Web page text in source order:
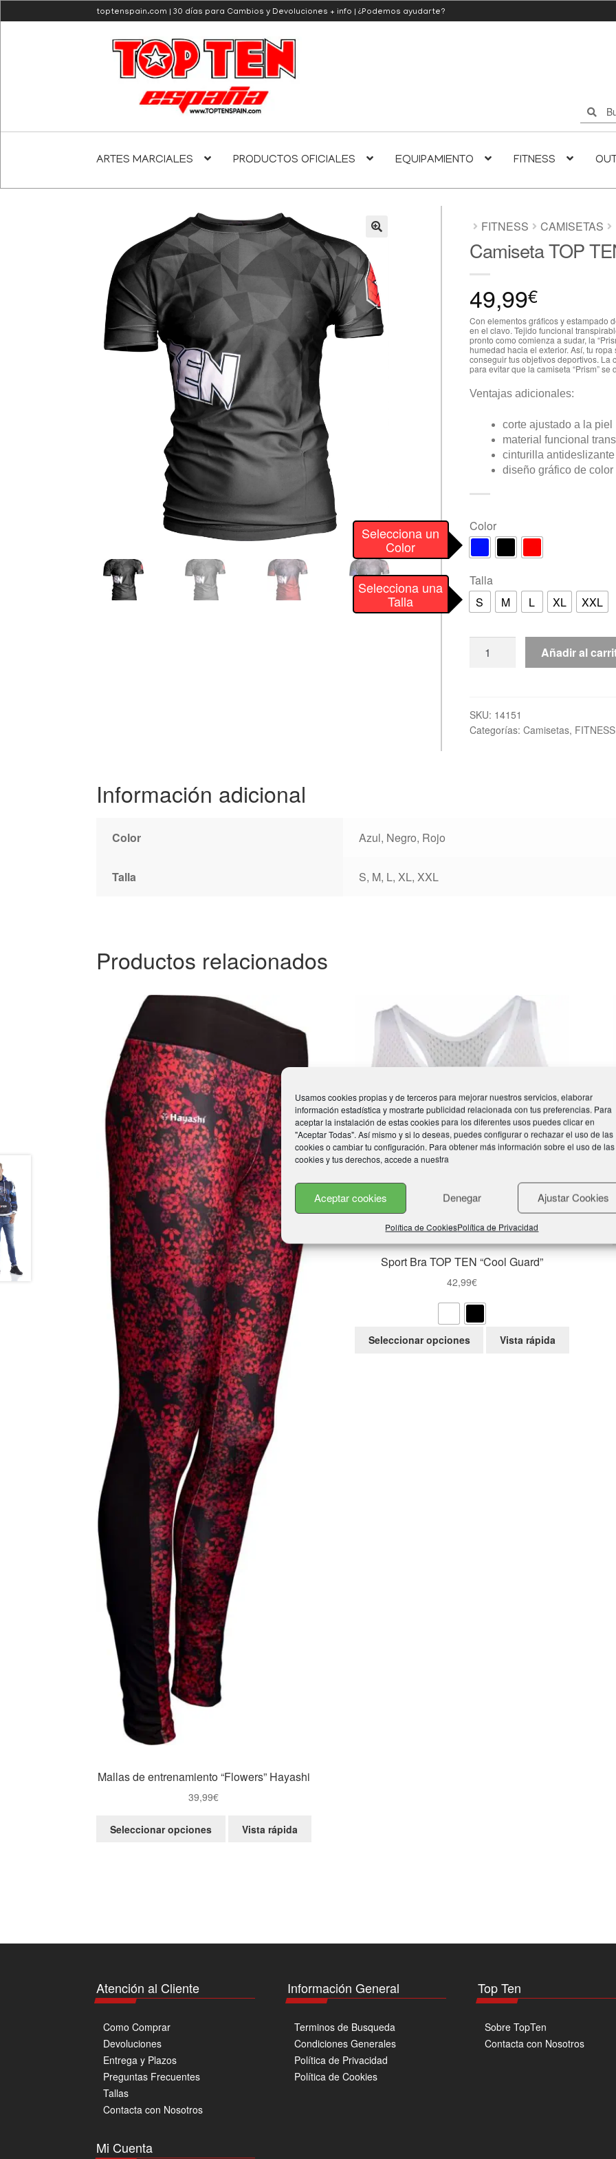
Usamos cookies propias y de terceros para mejorar nuestros servicios, elaborar
información estadística y mostrarte publicidad relacionada con tus preferencias. Para
aceptar la instalación de estas cookies para los diferentes usos puedes clicar en
"Aceptar Todas". Así mismo y si lo deseas, puedes configurar o rechazar el uso de las
cookies o cambiar tu configuración. Para obtener más información sobre el uso de las
cookies y tus derechos, accede a nuestra
Aceptar cookies Denegar Ajustar Cookies
Política de CookiesPolítica de Privacidad
toptenspain.com | 30 días para Cambios y Devoluciones + info |¿Podemos ayudarte?
navegación
contenido
Buscar
por:
Buscar
ARTES MARCIALES PRODUCTOS OFICIALES EQUIPAMIENTO FITNESS
FITNESS CAMISETAS
Camiseta TOP
49,99€
Con elementos gráficos y estampado
en el clavo. Tejido funcional
pronto como comienza a sudar, la
humedad hacia el exterior. Así, tu
conseguir tus objetivos deportivos. La
para evitar que la camiseta “Prism” se
Ventajas adicionales:
corte ajustado a la piel
material funcional
cinturilla antideslizante
diseño gráfico de color
Color
Selecciona un
Color
Talla
S
M L XL XXL
Selecciona una
Talla
TOP
cantidad
Añadir al
SKU: 14151
Categorías: Camisetas, FITNESS
Información adicional
Color Azul, Negro, Rojo
Talla S, M, L, XL, XXL
Productos relacionados
Mallas de entrenamiento “Flowers” Hayashi
39,99€
Seleccionar opciones
Este
producto
pueden
Vista rápida
Sport Bra TOP TEN “Cool Guard”
42,99€
Seleccionar opciones
Este
producto
Vista rápida
Atención al Cliente
Como Comprar
Devoluciones
Entrega y Plazos
Preguntas Frecuentes
Tallas
Contacta con Nosotros
Mi Cuenta
Información General
Terminos de Busqueda
Condiciones Generales
Política de Privacidad
Política de Cookies
Top Ten
Sobre TopTen
Contacta con Nosotros